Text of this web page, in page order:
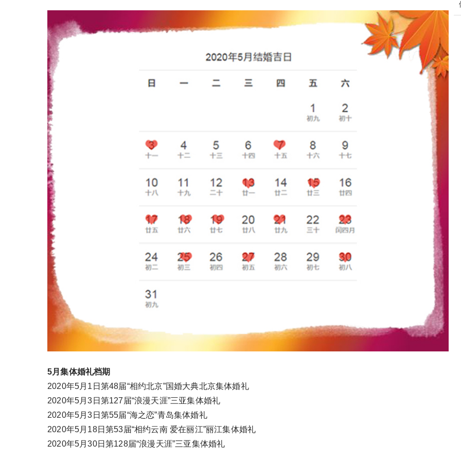
5月集体婚礼档期
2020年5月1日第48届“相约北京”国婚大典北京集体婚礼
2020年5月3日第127届“浪漫天涯”三亚集体婚礼
2020年5月3日第55届“海之恋”青岛集体婚礼
2020年5月18日第53届“相约云南 爱在丽江”丽江集体婚礼
2020年5月30日第128届“浪漫天涯”三亚集体婚礼